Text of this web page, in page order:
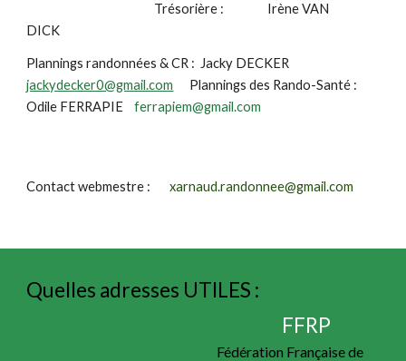
Trésorière : Irène VAN
DICK
Plannings randonnées & CR : Jacky DECKER
jackydecker0@gmail.com Plannings des Rando-Santé :
Odile FERRAPIE
ferrapiem@gmail.com
Contact webmestre : xarnaud.randonnee@gmail.com
Quelles adresses UTILES :
FFRP
Fédération Française de